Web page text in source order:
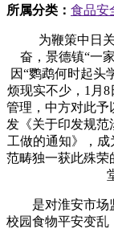
所属分类： 食品安
为鞭策中日关
奋，景德镇“一
因“鹦鹉何时起头
烦现实不少，1月
管理，中方对此予
发《关于印发规范
工做的通知》，成
范畴独一获此殊荣
是对淮安市场监
校园食物平安变乱